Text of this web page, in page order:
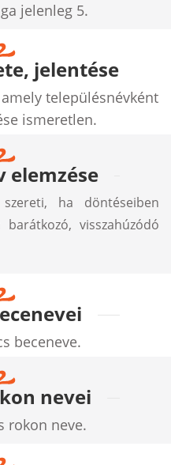
jelenleg 5.
jelentése
településnévként
ismeretlen.
elemzése
ha döntéseiben
visszahúzódó
beceneve.
nevei
rokon neve.